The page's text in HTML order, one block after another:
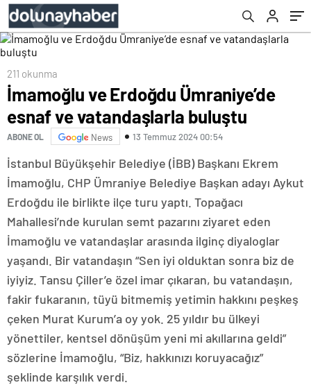
211 okunma
İmamoğlu ve Erdoğdu Ümraniye’de
esnaf ve vatandaşlarla buluştu
ABONE OL News 13 Temmuz 2024 00:54
İstanbul Büyükşehir Belediye (İBB) Başkanı Ekrem
İmamoğlu, CHP Ümraniye Belediye Başkan adayı Aykut
Erdoğdu ile birlikte ilçe turu yaptı. Topağacı
Mahallesi’nde kurulan semt pazarını ziyaret eden
İmamoğlu ve vatandaşlar arasında ilginç diyaloglar
yaşandı. Bir vatandaşın “Sen iyi olduktan sonra biz de
iyiyiz. Tansu Çiller’e özel imar çıkaran, bu vatandaşın,
fakir fukaranın, tüyü bitmemiş yetimin hakkını peşkeş
çeken Murat Kurum’a oy yok. 25 yıldır bu ülkeyi
yönettiler, kentsel dönüşüm yeni mi akıllarına geldi”
sözlerine İmamoğlu, “Biz, hakkınızı koruyacağız”
şeklinde karşılık verdi.